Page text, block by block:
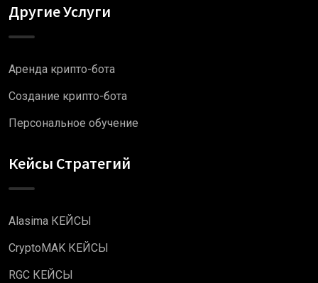
Другие Услуги
Аренда крипто-бота
Создание крипто-бота
Персональное обучение
Кейсы Стратегий
Alasima КЕЙСЫ
CryptoMAK КЕЙСЫ
RGC КЕЙСЫ